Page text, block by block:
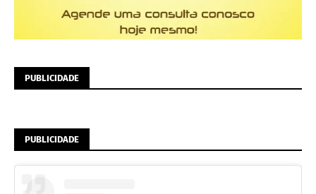
PUBLICIDADE
PUBLICIDADE